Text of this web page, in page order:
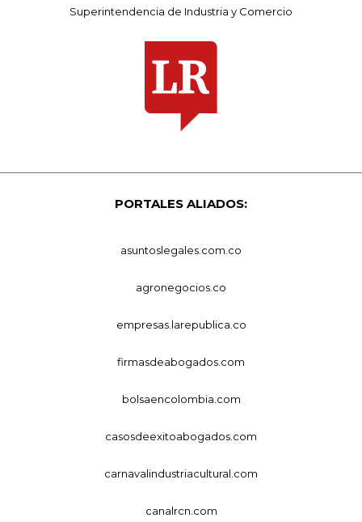
Superintendencia de Industria y Comercio
PORTALES ALIADOS:
asuntoslegales.com.co
agronegocios.co
empresas.larepublica.co
firmasdeabogados.com
bolsaencolombia.com
casosdeexitoabogados.com
carnavalindustriacultural.com
canalrcn.com